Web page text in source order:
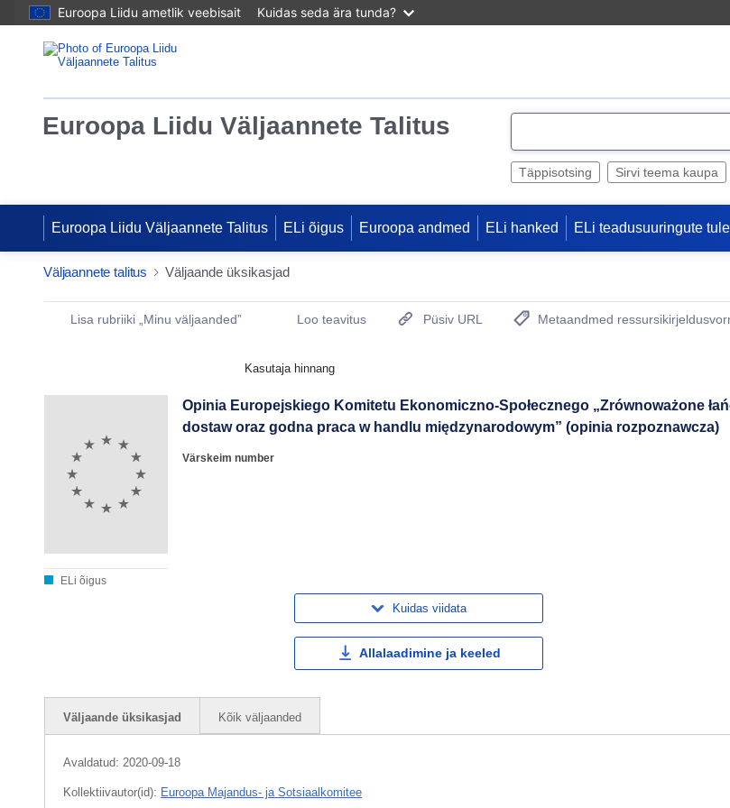
Euroopa Liidu ametlik veebisait Kuidas seda ära tunda?
Euroopa Liidu Väljaannete Talitus
e
Täppisotsing Sirvi teema kaupa
Euroopa Liidu Väljaannete Talitus ELi õigus Euroopa andmed ELi hanked ELi teadusuuringute
Väljaannete talitus Väljaande üksikasjad
Publication Detail Actions Portlet
Lisa rubriiki „Minu väljaanded” Loo teavitus Püsiv URL
Metaandmed
Kasutaja hinnang
ELi õigus
Opinia Europejskiego Komitetu Ekonomiczno-Społecznego „Zrównoważone
dostaw oraz godna praca w handlu międzynarodowym” (opinia rozpoznawcza)
Värskeim number
Kuidas viidata
Allalaadimine ja keeled
Väljaande üksikasjad Kõik väljaanded
Avaldatud: 2020-09-18
Kollektiivautor(id): Euroopa Majandus- ja Sotsiaalkomitee